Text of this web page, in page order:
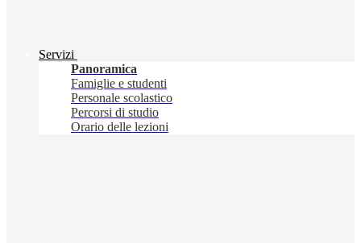
Servizi
Panoramica
Famiglie e studenti
Personale scolastico
Percorsi di studio
Orario delle lezioni